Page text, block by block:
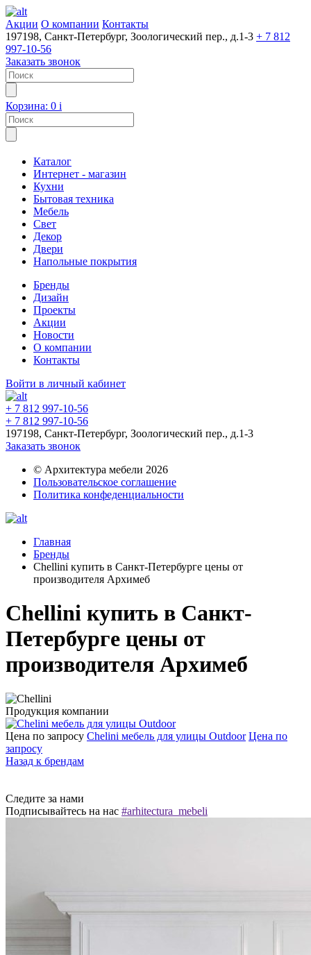
Акции О компании Контакты
197198, Санкт-Петербург, Зоологический пер., д.1-3 + 7 812
997-10-56
Заказать звонок
Корзина: 0 i
Каталог
Интернет - магазин
Кухни
Бытовая техника
Мебель
Свет
Декор
Двери
Напольные покрытия
Бренды
Дизайн
Проекты
Акции
Новости
О компании
Контакты
Войти в личный кабинет
+ 7 812 997-10-56
+ 7 812 997-10-56
197198, Санкт-Петербург, Зоологический пер., д.1-3
Заказать звонок
© Архитектура мебели 2026
Пользовательское соглашение
Политика конфеденциальности
Главная
Бренды
Chellini купить в Санкт-Петербурге цены от
производителя Архимеб
Chellini купить в Санкт-
Петербурге цены от
производителя Архимеб
Продукция компании
Цена по запросу Chelini мебель для улицы Outdoor Цена по
запросу
Назад к брендам
Следите за нами
Подписывайтесь на нас #arhitectura_mebeli